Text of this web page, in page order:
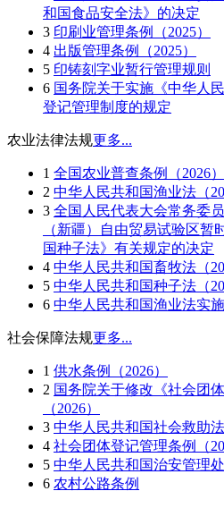
和国食品安全法》的决定
3 印刷业管理条例（2025）
4 出版管理条例（2025）
5 印铸刻字业暂行管理规则
6 国务院关于实施《中华人
登记管理制度的规定
农业法律法规更多...
1 全国农业普查条例（2026）
2 中华人民共和国渔业法（
3 全国人民代表大会常务委
（新疆）自由贸易试验区暂
国种子法》有关规定的决定
4 中华人民共和国畜牧法（
5 中华人民共和国种子法（
6 中华人民共和国渔业法实施
社会保障法规更多...
1 供水条例（2026）
2 国务院关于修改《社会团
（2026）
3 中华人民共和国社会救助法
4 社会团体登记管理条例（
5 中华人民共和国治安管理处
6 农村公路条例